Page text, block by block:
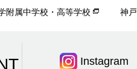
附属中学校・高等学校 神
Instagram